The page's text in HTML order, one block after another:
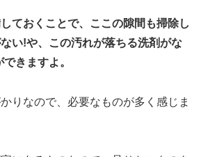
ておくことで、ここの隙間も掃除し
い!や、この汚れが落ちる洗剤がな
きますよ。
りなので、必要なものが多く感じま